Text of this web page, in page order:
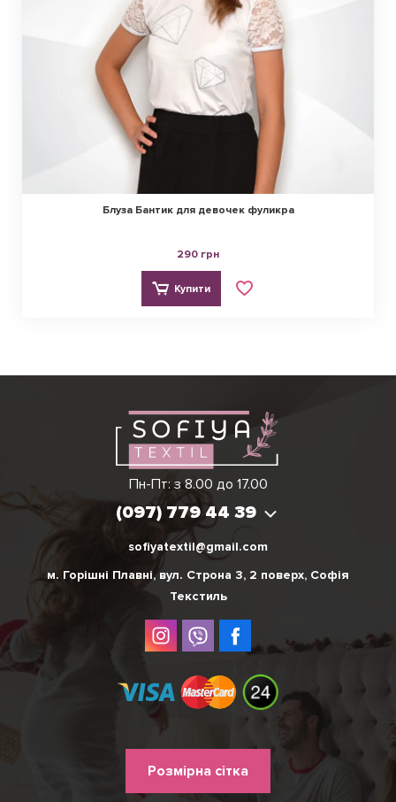
Блуза Бантик для девочек фуликра
290 грн
Купити
Пн-Пт: з 8.00 до 17.00
(097) 779 44 39
Вікторія
(097) 779 44 39
sofiyatextil@gmail.com
м. Горішні Плавні, вул. Строна 3, 2 поверх, Софія
Текстиль
Розмірна сітка